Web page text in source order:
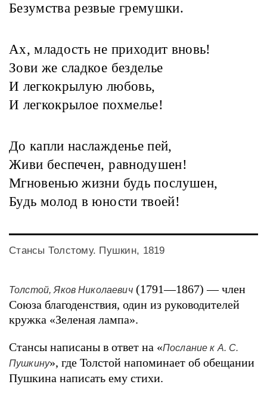
Безумства резвые гремушки.
Ах, младость не приходит вновь!
Зови же сладкое безделье
И легкокрылую любовь,
И легкокрылое похмелье!
До капли наслажденье пей,
Живи беспечен, равнодушен!
Мгновенью жизни будь послушен,
Будь молод в юности твоей!
Стансы Толстому. Пушкин, 1819
Толстой, Яков Николаевич(1791—1867) — член
Союза благоденствия, один из руководителей
кружка «Зеленая лампа».
Стансы написаны в ответ на «Послание к А. С.
Пушкину», где Толстой напоминает об обещании
Пушкина написать ему стихи.